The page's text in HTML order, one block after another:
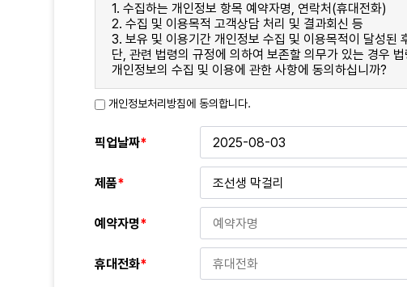
1. 수집하는 개인정보 항목 예약자명, 연락처(휴대전화)
2. 수집 및 이용목적 고객상담 처리 및 결과회신 등
3. 보유 및 이용기간 개인정보 수집 및 이용목적이 달성된
단, 관련 법령의 규정에 의하여 보존할 의무가 있는 경우
개인정보의 수집 및 이용에 관한 사항에 동의하십니까?
개인정보처리방침에 동의합니다.
픽업날짜*
제품*
예약자명*
휴대전화*